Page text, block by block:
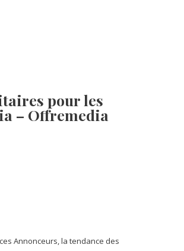
pour les
– Offremedia
Annonceurs, la tendance des